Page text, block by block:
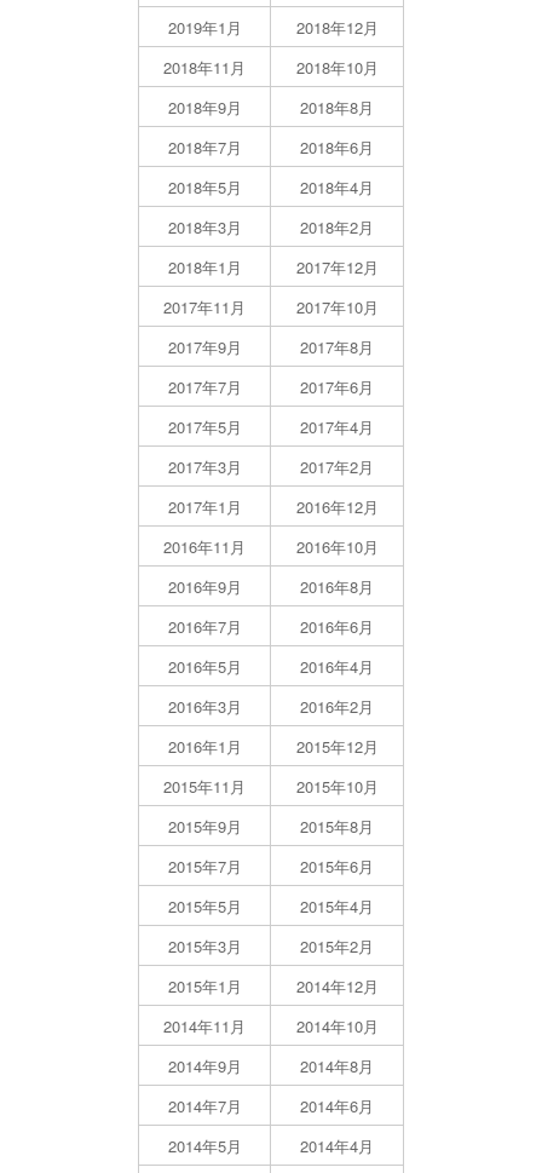
2019年1月
2018年12月
2018年11月
2018年10月
2018年9月
2018年8月
2018年7月
2018年6月
2018年5月
2018年4月
2018年3月
2018年2月
2018年1月
2017年12月
2017年11月
2017年10月
2017年9月
2017年8月
2017年7月
2017年6月
2017年5月
2017年4月
2017年3月
2017年2月
2017年1月
2016年12月
2016年11月
2016年10月
2016年9月
2016年8月
2016年7月
2016年6月
2016年5月
2016年4月
2016年3月
2016年2月
2016年1月
2015年12月
2015年11月
2015年10月
2015年9月
2015年8月
2015年7月
2015年6月
2015年5月
2015年4月
2015年3月
2015年2月
2015年1月
2014年12月
2014年11月
2014年10月
2014年9月
2014年8月
2014年7月
2014年6月
2014年5月
2014年4月